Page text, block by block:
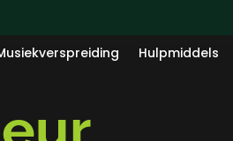
Hulpmiddels